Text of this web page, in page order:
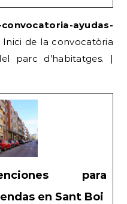
ayudas-
Inici de la convocatòria
parc d’habitatges. |
para
en Sant Boi